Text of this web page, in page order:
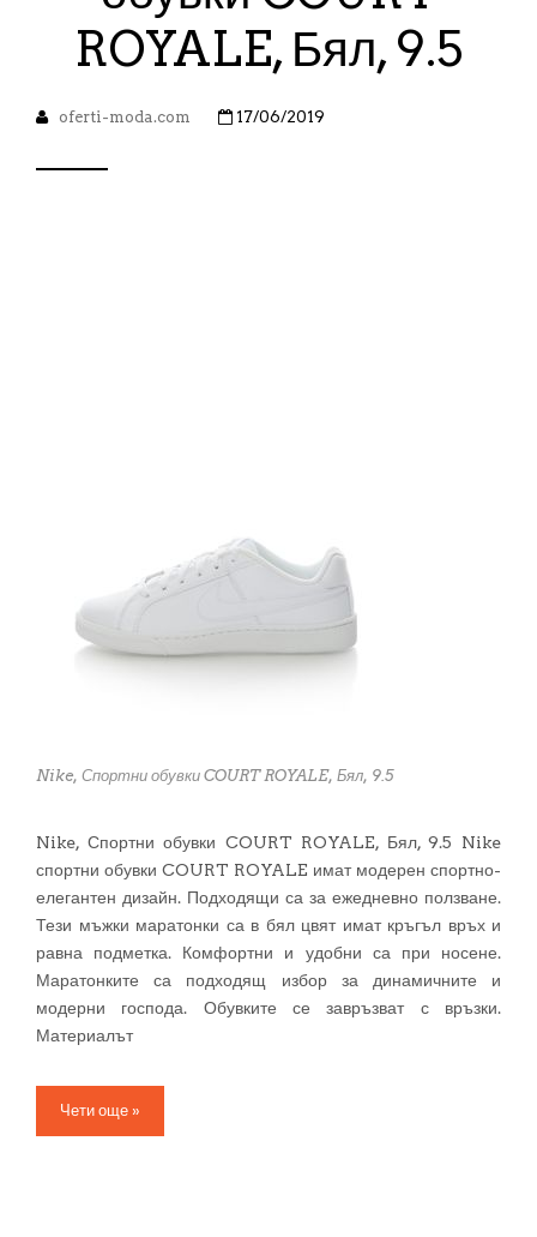
ROYALE, Бял, 9.5
oferti-moda.com 17/06/2019
Nike, Спортни обувки COURT ROYALE, Бял, 9.5
Nike, Спортни обувки COURT ROYALE, Бял, 9.5 Nike
спортни обувки COURT ROYALE имат модерен спортно-
елегантен дизайн. Подходящи са за ежедневно ползване.
Тези мъжки маратонки са в бял цвят имат кръгъл връх и
равна подметка. Комфортни и удобни са при носене.
Маратонките са подходящ избор за динамичните и
модерни господа. Обувките се завръзват с връзки.
Материалът
Чети още »